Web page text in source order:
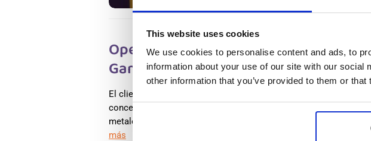
This website uses cookies
We use cookies to personalise content and ads, to
information about your use of our site with our
other information that you’ve provided to them or
Operario polivalente en la
Gameren, En Holanda
El cliente se especializa en la clasificación y recuperación de
concentrados metálicos. Mediante tecnologías de clasificación
metales como aluminio, cobre, latón y acero inoxidable con un
más